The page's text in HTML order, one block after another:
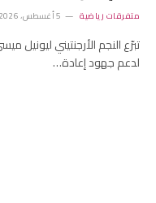
متفرقات رياضية 5 أغسطس، 2026
لدعم جهود إعادة…